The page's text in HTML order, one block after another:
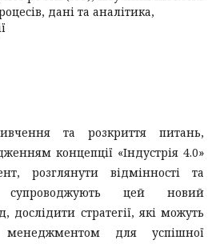
дані та аналітика,
та розкриття питань,
концепції «Індустрія 4.0»
розглянути відмінності та
супроводжують цей новий
дослідити стратегії, які можуть
менеджментом для успішної